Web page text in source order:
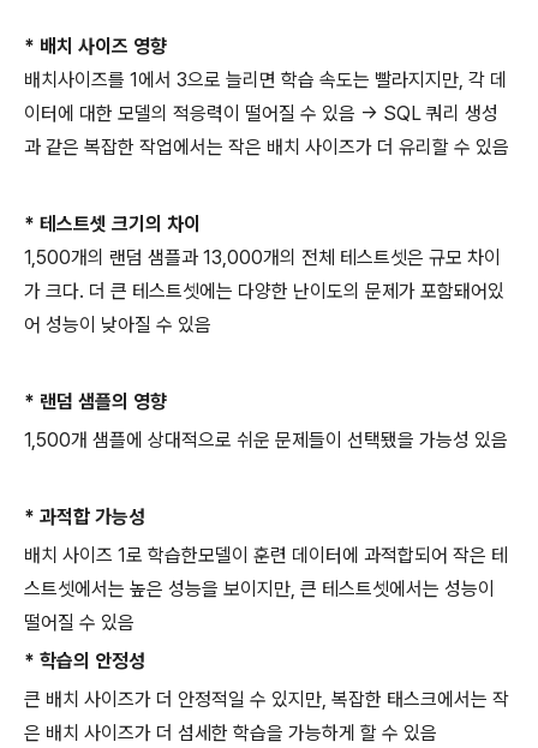
* 배치 사이즈 영향
배치사이즈를 1에서 3으로 늘리면 학습 속도는 빨라지지만, 각 데
이터에 대한 모델의 적응력이 떨어질 수 있음 → SQL 쿼리 생성
과 같은 복잡한 작업에서는 작은 배치 사이즈가 더 유리할 수 있음
* 테스트셋 크기의 차이
1,500개의 랜덤 샘플과 13,000개의 전체 테스트셋은 규모 차이
가 크다. 더 큰 테스트셋에는 다양한 난이도의 문제가 포함돼어있
어 성능이 낮아질 수 있음
* 랜덤 샘플의 영향
1,500개 샘플에 상대적으로 쉬운 문제들이 선택됐을 가능성 있음
* 과적합 가능성
배치 사이즈 1로 학습한모델이 훈련 데이터에 과적합되어 작은 테
스트셋에서는 높은 성능을 보이지만, 큰 테스트셋에서는 성능이
떨어질 수 있음
* 학습의 안정성
큰 배치 사이즈가 더 안정적일 수 있지만, 복잡한 태스크에서는 작
은 배치 사이즈가 더 섬세한 학습을 가능하게 할 수 있음